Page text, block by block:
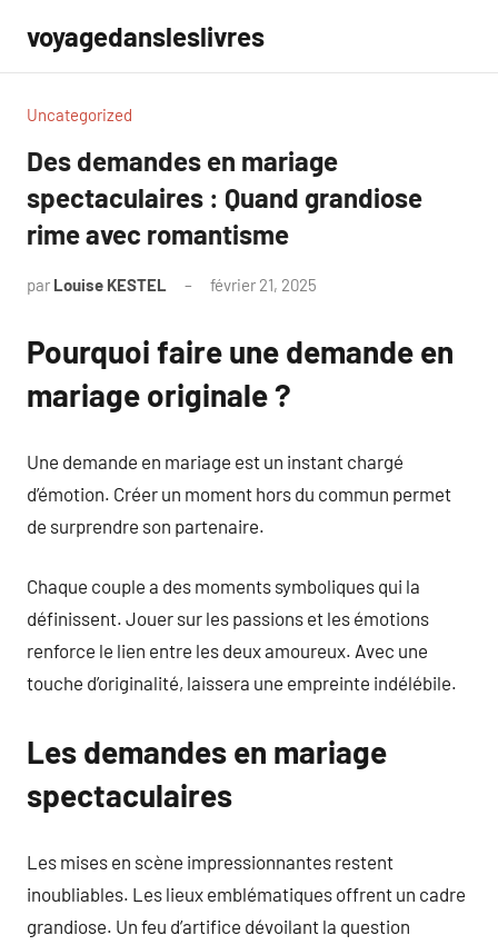
contenu
voyagedansleslivres
Uncategorized
Des demandes en mariage
spectaculaires : Quand grandiose
rime avec romantisme
par Louise KESTEL février 21, 2025
Pourquoi faire une demande en
mariage originale ?
Une demande en mariage est un instant chargé
d’émotion. Créer un moment hors du commun permet
de surprendre son partenaire.
Chaque couple a des moments symboliques qui la
définissent. Jouer sur les passions et les émotions
renforce le lien entre les deux amoureux. Avec une
touche d’originalité, laissera une empreinte indélébile.
Les demandes en mariage
spectaculaires
Les mises en scène impressionnantes restent
inoubliables. Les lieux emblématiques offrent un cadre
grandiose. Un feu d’artifice dévoilant la question